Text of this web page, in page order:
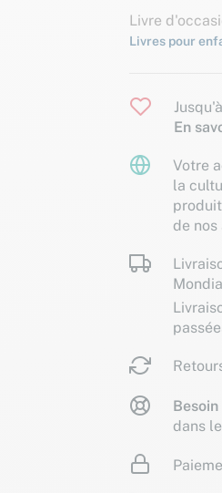
Livre
Livres pour
En
Votre
la
de
dans